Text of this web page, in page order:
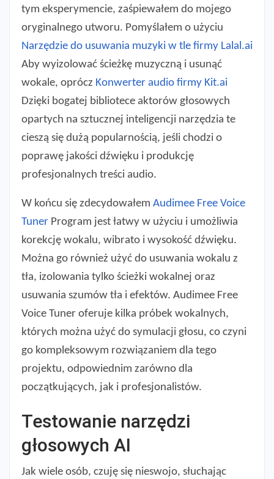
tym eksperymencie, zaśpiewałem do mojego
oryginalnego utworu. Pomyślałem o użyciu
Narzędzie do usuwania muzyki w tle firmy Lalal.ai
Aby wyizolować ścieżkę muzyczną i usunąć
wokale, oprócz Konwerter audio firmy Kit.ai
Dzięki bogatej bibliotece aktorów głosowych
opartych na sztucznej inteligencji narzędzia te
cieszą się dużą popularnością, jeśli chodzi o
poprawę jakości dźwięku i produkcję
profesjonalnych treści audio.
W końcu się zdecydowałem Audimee Free Voice
Tuner Program jest łatwy w użyciu i umożliwia
korekcję wokalu, wibrato i wysokość dźwięku.
Można go również użyć do usuwania wokalu z
tła, izolowania tylko ścieżki wokalnej oraz
usuwania szumów tła i efektów. Audimee Free
Voice Tuner oferuje kilka próbek wokalnych,
których można użyć do symulacji głosu, co czyni
go kompleksowym rozwiązaniem dla tego
projektu, odpowiednim zarówno dla
początkujących, jak i profesjonalistów.
Testowanie narzędzi
głosowych AI
Jak wiele osób, czuję się nieswojo, słuchając